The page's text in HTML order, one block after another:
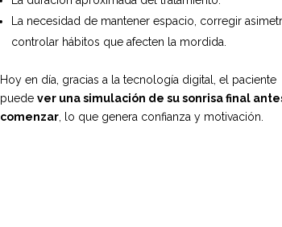
La necesidad de mantener espacio, corregir
controlar hábitos que afecten la mordida.
Hoy en día, gracias a la tecnología digital, el paciente
puede ver una simulación de su sonrisa final
comenzar, lo que genera confianza y motivación.